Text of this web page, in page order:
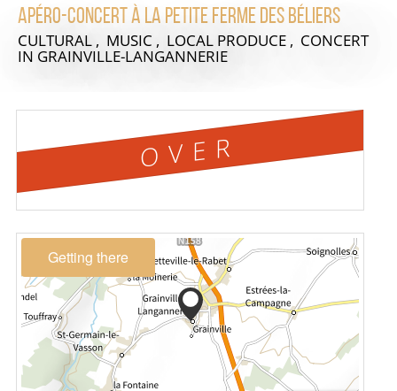
Apéro-Concert à La petite ferme des Béliers
CULTURAL , MUSIC , LOCAL PRODUCE , CONCERT
IN GRAINVILLE-LANGANNERIE
OVER
Getting there